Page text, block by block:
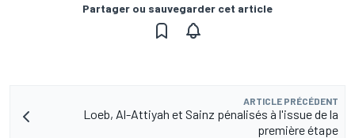
Partager ou sauvegarder cet article
ARTICLE PRÉCÉDENT
Loeb, Al-Attiyah et Sainz pénalisés à l'issue de la
première étape